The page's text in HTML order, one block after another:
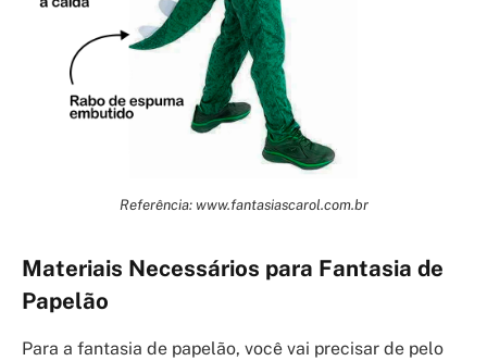
Referência: www.fantasiascarol.com.br
Materiais Necessários para Fantasia de
Papelão
Para a fantasia de papelão, você vai precisar de pelo